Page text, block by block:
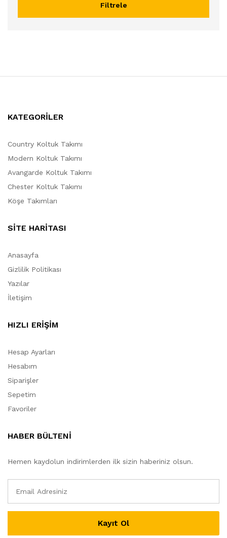
Filtrele
KATEGORİLER
Country Koltuk Takımı
Modern Koltuk Takımı
Avangarde Koltuk Takımı
Chester Koltuk Takımı
Köşe Takımları
SİTE HARİTASI
Anasayfa
Gizlilik Politikası
Yazılar
İletişim
HIZLI ERİŞİM
Hesap Ayarları
Hesabım
Siparişler
Sepetim
Favoriler
HABER BÜLTENİ
Hemen kaydolun indirimlerden ilk sizin haberiniz olsun.